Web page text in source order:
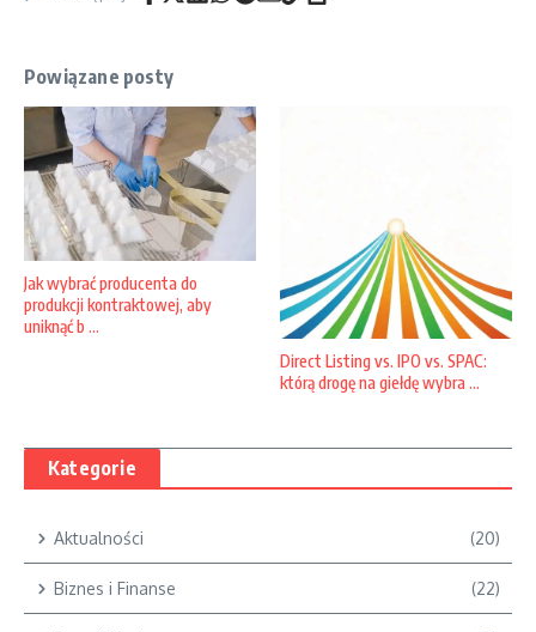
Powiązane posty
Jak wybrać producenta do
produkcji kontraktowej, aby
uniknąć b ...
Direct Listing vs. IPO vs. SPAC:
którą drogę na giełdę wybra ...
Kategorie
Aktualności (20)
Biznes i Finanse (22)